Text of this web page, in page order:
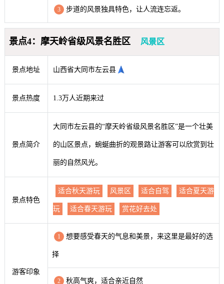
3 步道的风景独具特色，让人流连忘返。
景点4：摩天岭省级风景名胜区 风景区
景点地址 山西省大同市左云县
景点热度 1.3万人近期来过
景点简介
大同市左云县的“摩天岭省级风景名胜区”是一个壮美
的山区景点，蜿蜒曲折的观景路让游客可以欣赏到壮
丽的自然风光。
景点特色
适合秋天游玩 风景区 适合自驾 适合夏天游
玩 适合春天游玩 赏花好去处
游客印象
1 想要感受春天的气息和美景，来这里是最好的选
择
2 秋高气爽，适合亲近自然